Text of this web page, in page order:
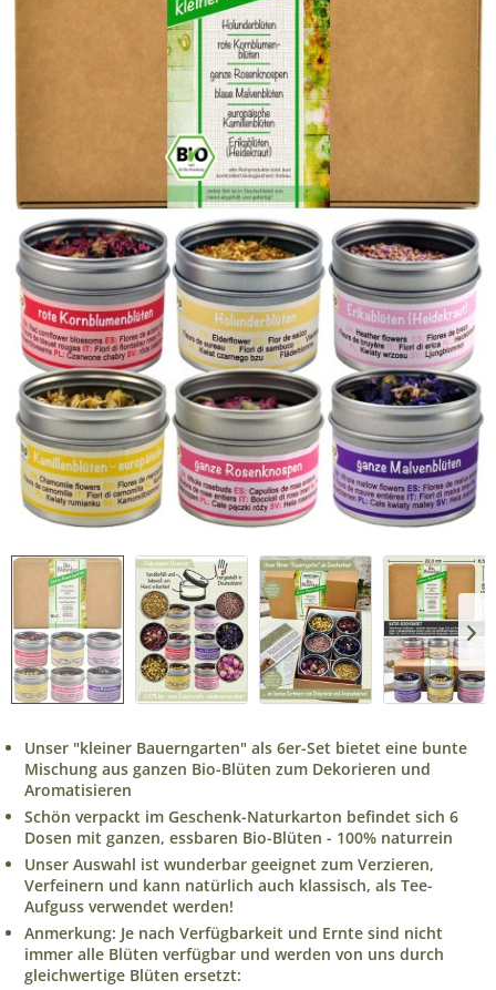
Unser "kleiner Bauerngarten" als 6er-Set bietet eine bunte
Mischung aus ganzen Bio-Blüten zum Dekorieren und
Aromatisieren
Schön verpackt im Geschenk-Naturkarton befindet sich 6
Dosen mit ganzen, essbaren Bio-Blüten - 100% naturrein
Unser Auswahl ist wunderbar geeignet zum Verzieren,
Verfeinern und kann natürlich auch klassisch, als Tee-
Aufguss verwendet werden!
Anmerkung: Je nach Verfügbarkeit und Ernte sind nicht
immer alle Blüten verfügbar und werden von uns durch
gleichwertige Blüten ersetzt: